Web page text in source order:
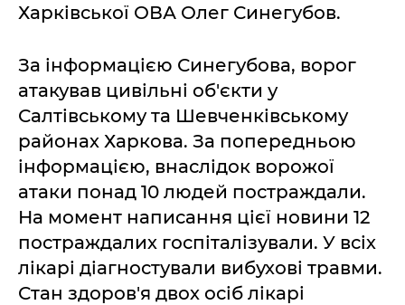
Харківської ОВА Олег Синегубов.
За інформацією Синегубова, ворог
атакував цивільні об'єкти у
Салтівському та Шевченківському
районах Харкова. За попередньою
інформацією, внаслідок ворожої
атаки понад 10 людей постраждали.
На момент написання цієї новини 12
постраждалих госпіталізували. У всіх
лікарі діагностували вибухові травми.
Стан здоров'я двох осіб лікарі